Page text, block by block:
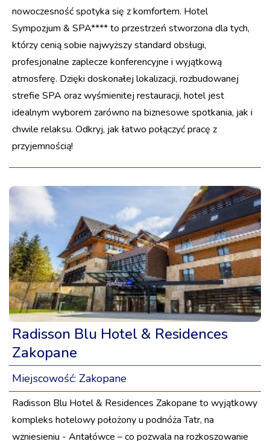
nowoczesność spotyka się z komfortem. Hotel
Sympozjum & SPA**** to przestrzeń stworzona dla tych,
którzy cenią sobie najwyższy standard obsługi,
profesjonalne zaplecze konferencyjne i wyjątkową
atmosferę. Dzięki doskonałej lokalizacji, rozbudowanej
strefie SPA oraz wyśmienitej restauracji, hotel jest
idealnym wyborem zarówno na biznesowe spotkania, jak i
chwile relaksu. Odkryj, jak łatwo połączyć pracę z
przyjemnością!
Radisson Blu Hotel & Residences
Zakopane
Miejscowość: Zakopane
Radisson Blu Hotel & Residences Zakopane to wyjątkowy
kompleks hotelowy położony u podnóża Tatr, na
wzniesieniu - Antałówce – co pozwala na rozkoszowanie